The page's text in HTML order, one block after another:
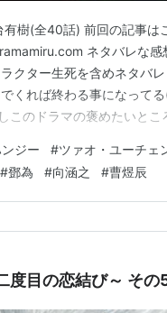
有樹(全40話) 前回の記事は
ネタバレな感
クター生死を含めネタバ
くれば終わる事になって
このドラマの褒めたいとこ
ってほしい。 終盤はあま
ジー #ツァオ・ユーチェ
#鄧為 #向涵之 #曹煜辰
度目の恋結び～ その